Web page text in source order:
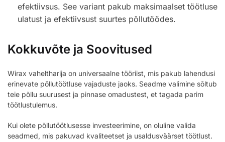
efektiivsus. See variant pakub maksimaalset töötluse
ulatust ja efektiivsust suurtes põllutöödes.
Kokkuvõte ja Soovitused
Wirax vaheltharija on universaalne tööriist, mis pakub lahendusi
erinevate põllutöötluse vajaduste jaoks. Seadme valimine sõltub
teie põllu suurusest ja pinnase omadustest, et tagada parim
töötlustulemus.
Kui olete põllutöötlusesse investeerimine, on oluline valida
seadmed, mis pakuvad kvaliteetset ja usaldusväärset töötlust.